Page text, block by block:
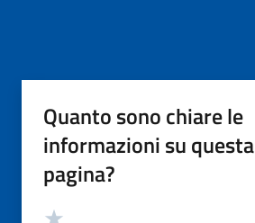
Quanto sono chiare le
informazioni su questa
pagina?
Valutazione